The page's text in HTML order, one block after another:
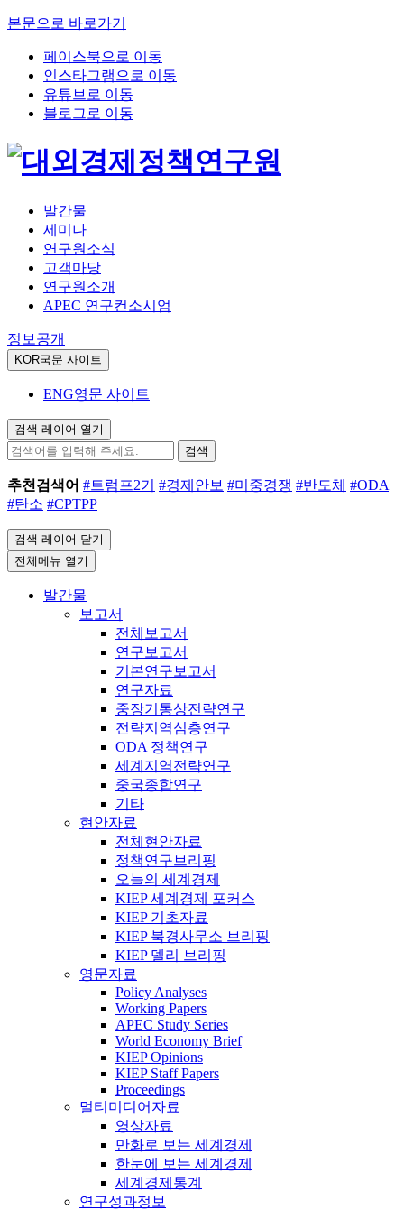
본문으로 바로가기
페이스북으로 이동
인스타그램으로 이동
유튜브로 이동
블로그로 이동
발간물
세미나
연구원소식
고객마당
연구원소개
APEC 연구컨소시엄
정보공개
KOR국문 사이트
ENG영문 사이트
검색 레이어 열기
검색
추천검색어 #트럼프2기 #경제안보 #미중경쟁 #반도체 #ODA
#탄소 #CPTPP
검색 레이어 닫기
전체메뉴 열기
발간물
보고서
전체보고서
연구보고서
기본연구보고서
연구자료
중장기통상전략연구
전략지역심층연구
ODA 정책연구
세계지역전략연구
중국종합연구
기타
현안자료
전체현안자료
정책연구브리핑
오늘의 세계경제
KIEP 세계경제 포커스
KIEP 기초자료
KIEP 북경사무소 브리핑
KIEP 델리 브리핑
영문자료
Policy Analyses
Working Papers
APEC Study Series
World Economy Brief
KIEP Opinions
KIEP Staff Papers
Proceedings
멀티미디어자료
영상자료
만화로 보는 세계경제
한눈에 보는 세계경제
세계경제통계
연구성과정보